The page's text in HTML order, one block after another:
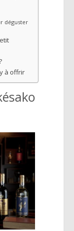
déguster
à offrir